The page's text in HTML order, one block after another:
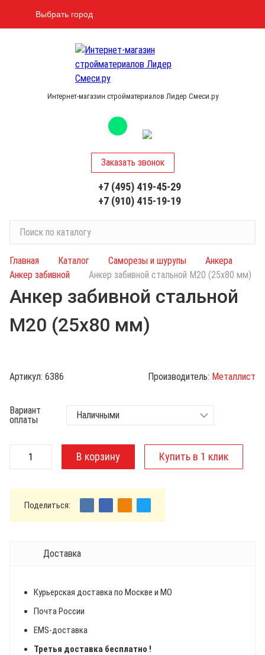
Выбрать город
Интернет-магазин стройматериалов Лидер Смеси.ру
и
с
п
л
г
у
Заказать звонок
+7 (495) 419-45-29
+7 (910) 415-19-19
Главная Каталог Саморезы и шурупы
Анкера
Анкер забивной
Анкер забивной стальной М20 (25х80 мм)
Анкер забивной стальной
М20 (25х80 мм)
Артикул: 6386 Производитель: Металлист
Вариант
оплаты
Поделиться:
Доставка
Курьерская доставка по Москве и МО
Почта России
EMS-доставка
Третья доставка бесплатно !